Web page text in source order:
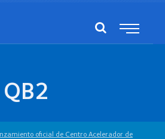
QB2
oficial de Centro Acelerador de